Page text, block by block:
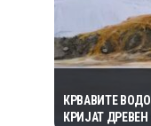
КРВАВИТЕ
КРИЈАТ